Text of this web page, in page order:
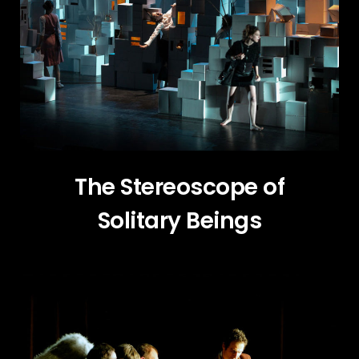
The Stereoscope of
Solitary Beings